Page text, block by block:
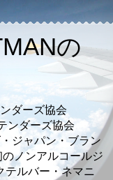
の
ダーズ協会
ンダーズ協会
ジャパン・ブラン
ノンアルコールジ
ルバー・ネマニ